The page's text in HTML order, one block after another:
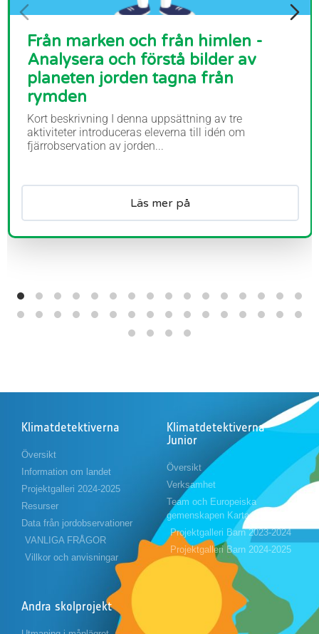
Från marken och från himlen -
Analysera och förstå bilder av
planeten jorden tagna från
rymden
Kort beskrivning I denna uppsättning av tre
aktiviteter introduceras eleverna till idén om
fjärrobservation av jorden...
Läs mer på
Klimatdetektiverna
Översikt
Information om landet
Projektgalleri 2024-2025
Resurser
Data från jordobservationer
VANLIGA FRÅGOR
Villkor och anvisningar
Klimatdetektiverna
Junior
Översikt
Verksamhet
Team och Europeiska
gemenskapen Karta
Projektgalleri Barn 2023-2024
Projektgalleri Barn 2024-2025
Andra skolprojekt